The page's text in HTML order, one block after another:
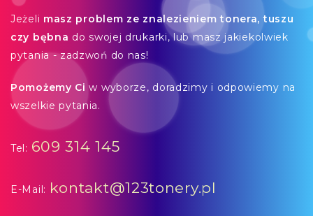
Jeżeli masz problem ze znalezieniem tonera, tuszu
czy bębna do swojej drukarki, lub masz jakiekolwiek
pytania - zadzwoń do nas!
Pomożemy Ci w wyborze, doradzimy i odpowiemy na
wszelkie pytania.
Tel: 609 314 145
E-Mail: kontakt@123tonery.pl